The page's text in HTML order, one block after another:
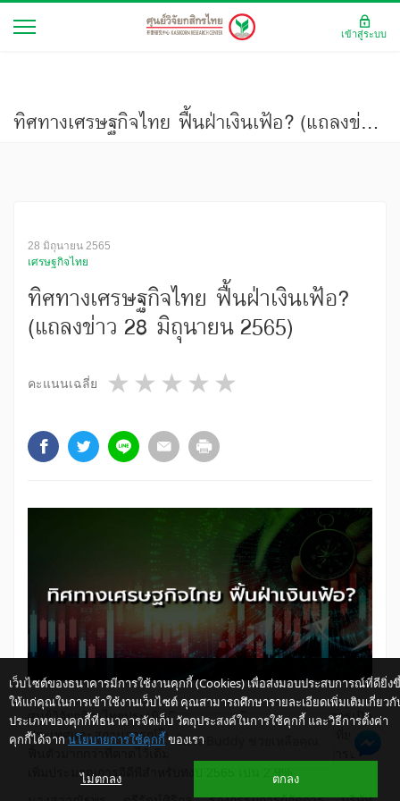
ทิศทางเศรษฐกิจไทย ฟื้นฝ่าเงินเฟ้อ? (แถลงข่าว 28 มิถุนายน 2565)
28 มิถุนายน 2565
เศรษฐกิจไทย
ทิศทางเศรษฐกิจไทย ฟื้นฝ่าเงินเฟ้อ?
(แถลงข่าว 28 มิถุนายน 2565)
คะแนนเฉลี่ย 4 stars
3 stars
2 stars
1 star
​ศูนย์วิจัยกสิกรไทยประเมินทิศทางเศรษฐกิจ จากแผนการเปิด
ประเทศและสถานการณ์โควิดที่คลี่คลายลง หนุนการท่องเที่ยวให้
ฟื้นตัวมากกว่าที่คาดไว้เดิม และมีอานิสงส์ต่อเนื่องมายังการปรับ
เพิ่มประมาณการจีดีพีสำหรับทั้งปี 2565 เป็น 2.9%
เว็บไซต์ของธนาคารมีการใช้งานคุกกี้ (Cookies) เพื่อส่งมอบประสบการณ์ที่ดียิ่ง
ให้แก่คุณในการเข้าใช้งานเว็บไซต์ คุณสามารถศึกษารายละเอียดเพิ่มเติมเกี่ยวกั
ประเภทของคุกกี้ที่ธนาคารจัดเก็บ วัตถุประสงค์ในการใช้คุกกี้ และวิธีการตั้งค่า
คุกกี้ได้จาก นโยบายการใช้คุกกี้ ของเรา
ไม่ตกลง ตกลง
เข้าสู่ระบบ
ให้ K-Buddy ช่วยเหลือคุณ